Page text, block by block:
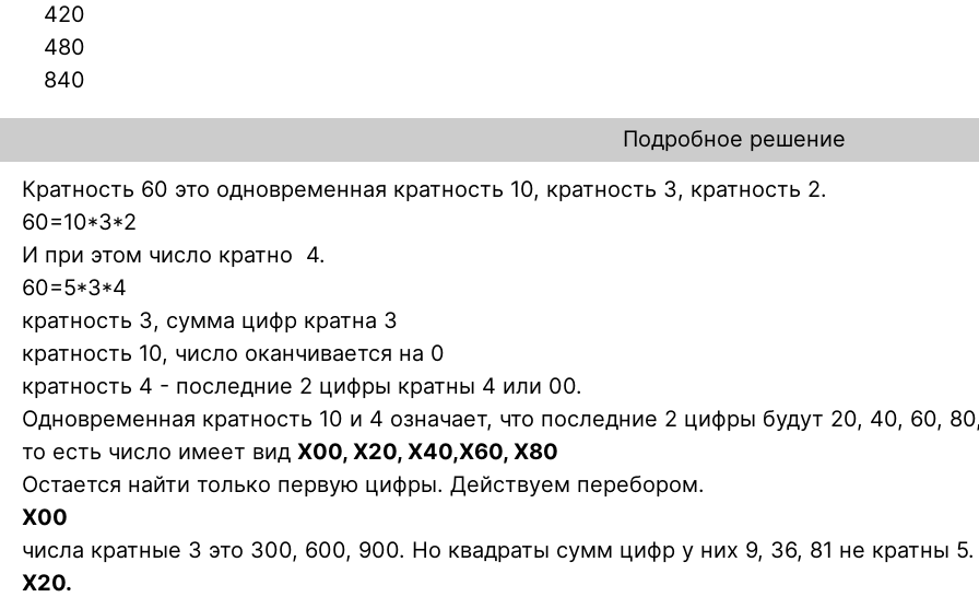
420
480
840
Подробное решение
Кратность 60 это одновременная кратность 10, кратность 3, кратность 2.
60=10*3*2
И при этом число кратно 4.
60=5*3*4
кратность 3, сумма цифр кратна 3
кратность 10, число оканчивается на 0
кратность 4 - последние 2 цифры кратны 4 или 00.
Одновременная кратность 10 и 4 означает, что последние 2 цифры будут 20, 40, 60,
то есть число имеет вид X00, X20, X40,X60, X80
Остается найти только первую цифры. Действуем перебором.
X00
числа кратные 3 это 300, 600, 900. Но квадраты сумм цифр у них 9, 36, 81 не кратны 5.
X20.